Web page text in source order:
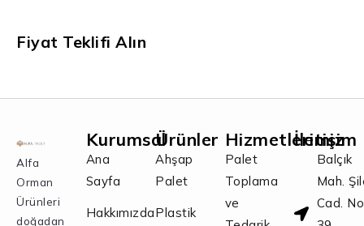
Fiyat Teklifi Alın
Alfa
Orman
Ürünleri
doğadan
Kurumsal
Ana
Sayfa
Hakkımızda
Ürünler
Ahşap
Palet
Plastik
Hizmetlerimiz
Palet
Toplama
ve
İletişim
Balçık
Mah.
Cad.